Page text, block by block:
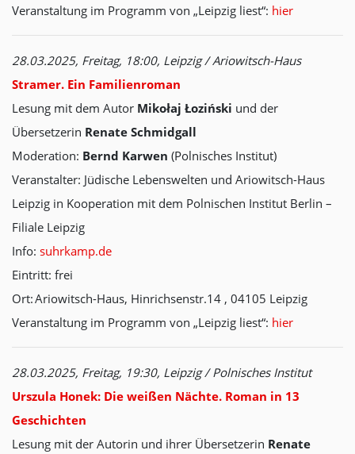
Veranstaltung im Programm von „Leipzig liest“: hier
28.03.2025, Freitag, 18:00, Leipzig / Ariowitsch-Haus
Stramer. Ein Familienroman
Lesung mit dem Autor Mikołaj Łoziński und der
Übersetzerin Renate Schmidgall
Moderation: Bernd Karwen (Polnisches Institut)
Veranstalter: Jüdische Lebenswelten und Ariowitsch-Haus
Leipzig in Kooperation mit dem Polnischen Institut Berlin –
Filiale Leipzig
Info: suhrkamp.de
Eintritt: frei
Ort: Ariowitsch-Haus, Hinrichsenstr.14 , 04105 Leipzig
Veranstaltung im Programm von „Leipzig liest“: hier
28.03.2025, Freitag, 19:30, Leipzig / Polnisches Institut
Urszula Honek: Die weißen Nächte. Roman in 13
Geschichten
Lesung mit der Autorin und ihrer Übersetzerin Renate